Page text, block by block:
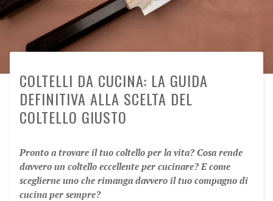
COLTELLI DA CUCINA: LA GUIDA
DEFINITIVA ALLA SCELTA DEL
COLTELLO GIUSTO
Pronto a trovare il tuo coltello per la vita? Cosa rende
davvero un coltello eccellente per cucinare? E come
sceglierne uno che rimanga davvero il tuo compagno di
cucina per sempre?